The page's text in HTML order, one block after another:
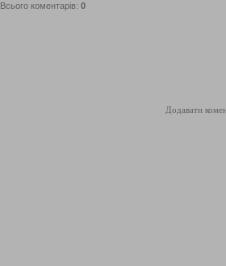
Всього коментарів: 0
Додавати